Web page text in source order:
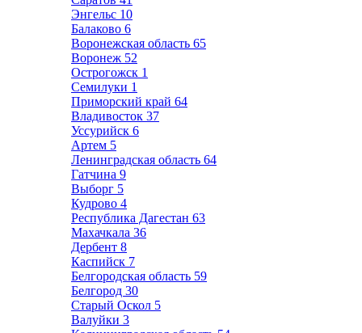
Энгельс 10
Балаково 6
Воронежская область 65
Воронеж 52
Острогожск 1
Семилуки 1
Приморский край 64
Владивосток 37
Уссурийск 6
Артем 5
Ленинградская область 64
Гатчина 9
Выборг 5
Кудрово 4
Республика Дагестан 63
Махачкала 36
Дербент 8
Каспийск 7
Белгородская область 59
Белгород 30
Старый Оскол 5
Валуйки 3